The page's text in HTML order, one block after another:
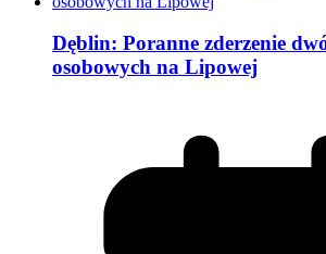
Dęblin: Poranne zderzenie
osobowych na Lipowej